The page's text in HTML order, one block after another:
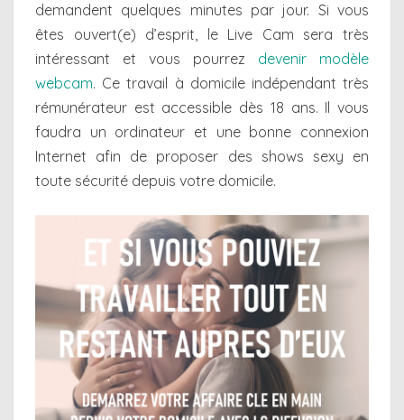
demandent quelques minutes par jour. Si vous
êtes ouvert(e) d’esprit, le Live Cam sera très
intéressant et vous pourrez devenir modèle
webcam. Ce travail à domicile indépendant très
rémunérateur est accessible dès 18 ans. Il vous
faudra un ordinateur et une bonne connexion
Internet afin de proposer des shows sexy en
toute sécurité depuis votre domicile.